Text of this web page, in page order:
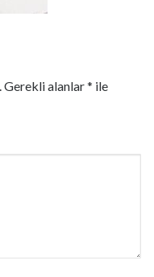
Gerekli alanlar* ile